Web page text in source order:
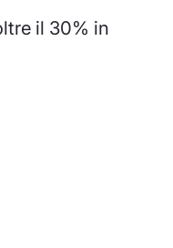
il 30% in